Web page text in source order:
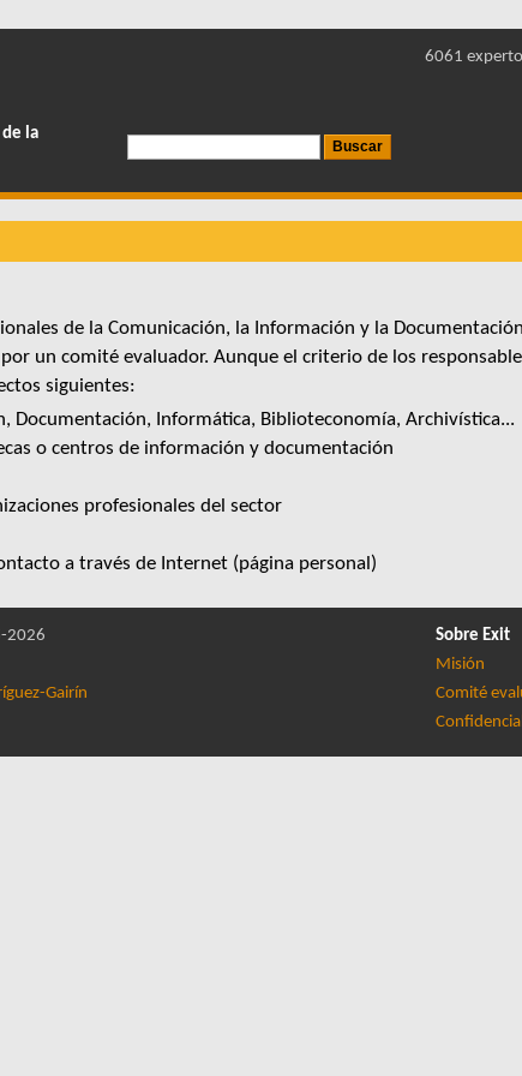
la
6061
de la Comunicación, la Información y la
un comité evaluador. Aunque el criterio de los
siguientes:
Documentación, Informática, Biblioteconomía, Archivística...
o centros de información y documentación
profesionales del sector
a través de Internet (página personal)
2026
Gairín
Sobre Exit
Misión
Comité